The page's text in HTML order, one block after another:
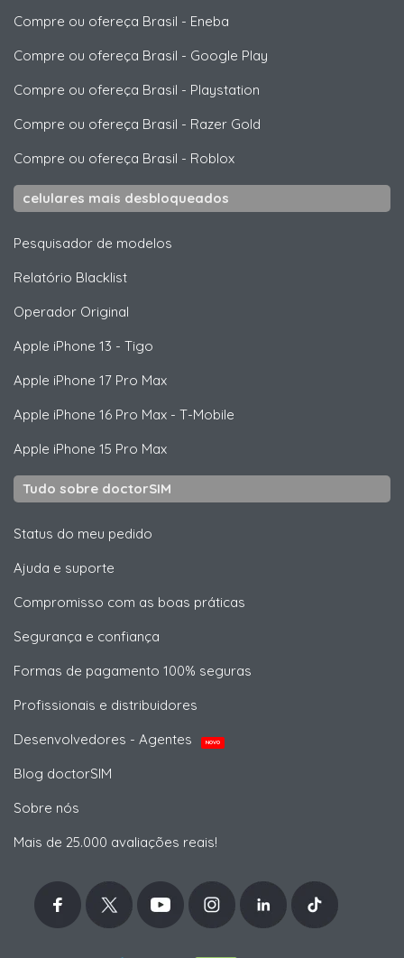
Compre ou ofereça Brasil - Eneba
Compre ou ofereça Brasil - Google Play
Compre ou ofereça Brasil - Playstation
Compre ou ofereça Brasil - Razer Gold
Compre ou ofereça Brasil - Roblox
celulares mais desbloqueados
Pesquisador de modelos
Relatório Blacklist
Operador Original
Apple iPhone 13 - Tigo
Apple iPhone 17 Pro Max
Apple iPhone 16 Pro Max - T-Mobile
Apple iPhone 15 Pro Max
Tudo sobre doctorSIM
Status do meu pedido
Ajuda e suporte
Compromisso com as boas práticas
Segurança e confiança
Formas de pagamento 100% seguras
Profissionais e distribuidores
Desenvolvedores - Agentes
NOVO
Blog doctorSIM
Sobre nós
Mais de 25.000 avaliações reais!